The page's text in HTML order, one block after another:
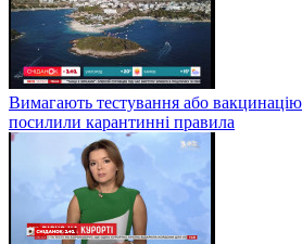
Вимагають тестування або
посилили карантинні правила